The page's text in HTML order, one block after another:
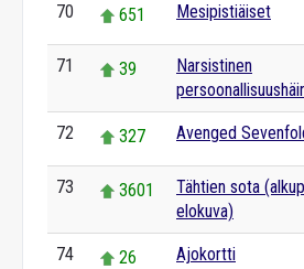
70 651 Mesipistiäiset
71 39
Narsistinen
72 327 Avenged
73 3601
Tähtien sota
elokuva)
74 26 Ajokortti